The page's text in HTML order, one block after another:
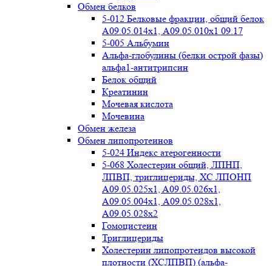
Обмен белков
5-012 Белковые фракции, общий белок
А09.05.014х1, А09.05.010х1 09.17
5-005 Альбумин
Альфа-глобулины (белки острой фазы)
альфа1-антитрипсин
Белок общий
Креатинин
Мочевая кислота
Мочевина
Обмен железа
Обмен липопротеинов
5-024 Индекс атерогенности
5-068 Холестерин общий, ЛПНП,
ЛПВП, триглицериды, ХС ЛПОНП
А09.05.025x1, A09.05.026х1,
А09.05.004х1, А09.05.028х1,
А09.05.028х2
Гомоцистеин
Триглицериды
Холестерин липопротеидов высокой
плотности (ХСЛПВП) (альфа-